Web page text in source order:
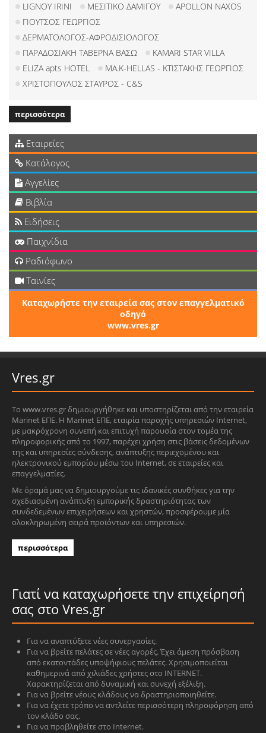
LIGNOY IRINI ΜΕΣΙΤΙΚΟ ΔΑΜΙΓΟΥ
APOLLON NAXOS
ΓΙΟΥΤΣΟΣ ΓΕΩΡΓΙΟΣ
ΔΕΡΜΑΤΟΛΟΓΟΣ-ΑΦΡΟΔΙΣΙΟΛΟΓΟΣ
ΠΑΡΑΔΟΣΙΑΚΗ ΤΑΒΕΡΝΑ ΒΑΣΩ
KAMARI STAR VILLA
ELIZA apts HOTEL
ΜΑ.Κ-HELLAS - ΚΤΙΣΤΑΚΗΣ ΓΕΩΡΓΙΟΣ
ΧΡΙΣΤΟΠΟΥΛΟΣ ΣΤΑΥΡΟΣ - C&S
περισσότερα
Εταιρείες
Κατάλογος
Αγγελίες
Βιβλία
Ειδήσεις
Παιχνίδια
Ραδιόφωνο
Ταινίες
Καταχωρήστε την εταιρεία σας στον επαγγελματικό
οδηγό
www.vres.gr
Vres.gr
Το www.vres.gr δημιουργήθηκε και υποστηρίζεται από την εταιρεία
Marinet ΕΠΕ. Η Marinet ΕΠΕ, εταιρία παροχής υπηρεσιών Internet,
με μακρόχρονη συνεπή και επιτυχή παρουσία στον τομέα της
πληροφορικής από το 1997, παρέχει χρήση στις βάσεις δεδομένων
της και υπηρεσίες σύνδεσης, ανάπτυξης περιεχομένου και
ηλεκτρονικού εμπορίου μέσω του Internet, σε εταιρείες και
επαγγελματίες.
Με όραμά μας να δημιουργούμε τις ιδανικές συνθήκες για την
σχεδιασμένη ανάπτυξη εμπορικής δραστηριότητας των
συνδεδεμένων επιχειρήσεων και χρηστών, προσφέρουμε μία
ολοκληρωμένη σειρά προϊόντων και υπηρεσιών.
περισσότερα
Γιατί να καταχωρήσετε την επιχείρησή
σας στο Vres.gr
Για να αναπτύξετε νέες συνεργασίες.
Για να βρείτε πελάτες σε νέες αγορές. Έχει άμεση πρόσβαση
από εκατοντάδες υποψήφιους πελάτες. Χρησιμοποιείται
καθημερινά από χιλιάδες χρήστες στο INTERNET.
Χαρακτηρίζεται από δυναμική και συνεχή εξέλιξη.
Για να βρείτε νέους κλάδους να δραστηριοποιηθείτε.
Για να έχετε τρόπο να αντλείτε περισσότερη πληροφόρηση από
τον κλάδο σας.
Για να προβληθείτε στο Internet.